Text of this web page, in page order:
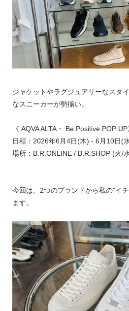
ジャケットやラグジュアリーなスタ
なスニーカーが勢揃い。
《 AQVA ALTA・ Be Positive POP UP
日程：2026年6月4日(木) - 6月10日(
場所：B.R.ONLINE / B.R.SHOP (火/
今回は、2つのブランドから私の"イ
ます。